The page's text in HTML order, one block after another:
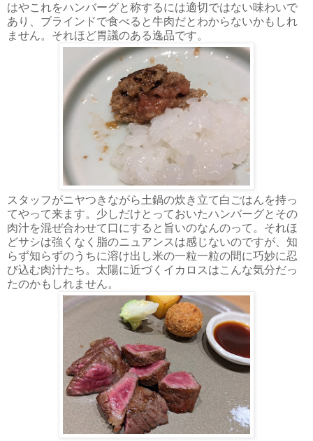
はやこれをハンバーグと称するには適切ではない味わいで
あり、ブラインドで食べると牛肉だとわからないかもしれ
ません。それほど胃議のある逸品です。
スタッフがニヤつきながら土鍋の炊き立て白ごはんを持っ
てやって来ます。少しだけとっておいたハンバーグとその
肉汁を混ぜ合わせて口にすると旨いのなんのって。それほ
どサシは強くなく脂のニュアンスは感じないのですが、知
らず知らずのうちに溶け出し米の一粒一粒の間に巧妙に忍
び込む肉汁たち。太陽に近づくイカロスはこんな気分だっ
たのかもしれません。